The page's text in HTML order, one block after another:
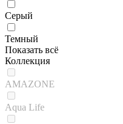
Серый
Темный
Показать всё
Коллекция
AMAZONE
Aqua Life